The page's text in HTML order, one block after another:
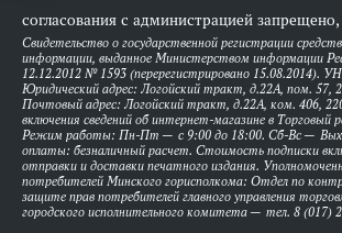
согласования с администрацией
Свидетельство о государственной регистрации
информации, выданное Министерством информации
12.12.2012 № 1593 (перерегистрировано 15.08.2014).
Юридический адрес: Логойский тракт, д.22А, пом. 57,
Почтовый адрес: Логойский тракт, д.22А, ком. 406,
включения сведений об интернет-магазине в Торговый
Режим работы: Пн-Пт — с 9:00 до 18:00. Сб-Вс —
оплаты: безналичный расчет. Стоимость подписки
отправки и доставки печатного издания.
потребителей Минского горисполкома: Отдел по
защите прав потребителей главного управления
городского исполнительного комитета — тел. 8 (017)